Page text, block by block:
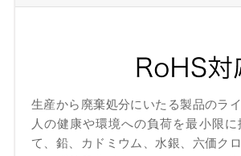
生産から廃棄処分にいたる製品のラ
人の健康や環境への負荷を最小限
て、鉛、カドミウム、水銀、六価ク